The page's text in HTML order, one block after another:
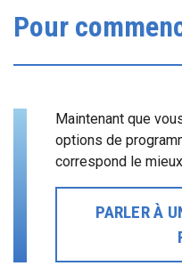
Pour
Maintenant que
options de
correspond le
PARLER À